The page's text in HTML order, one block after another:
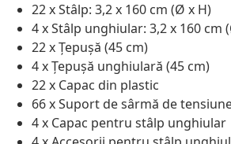
22 x Stâlp: 3,2 x 160 cm (Ø x H)
4 x Stâlp unghiular: 3,2 x 160 cm
22 x Țepușă (45 cm)
4 x Țepușă unghiulară (45 cm)
22 x Capac din plastic
66 x Suport de sârmă de
4 x Capac pentru stâlp unghiular